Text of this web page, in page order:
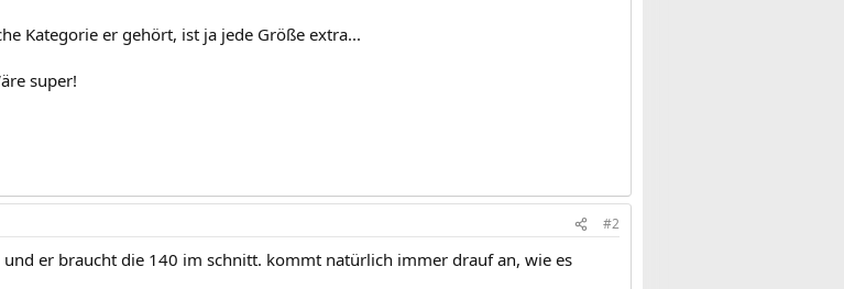
Kategorie er gehört, ist ja jede Größe extra...
super!
#2
er braucht die 140 im schnitt. kommt natürlich immer drauf an, wie es